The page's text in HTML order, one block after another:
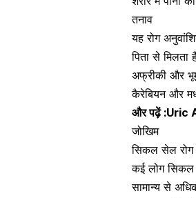
तनाव
यह रोग
पिता से मिलता
अफ्रीकी और
कैरेबियन और
और पढ़ें :Uric
जोखिम
सिकल सेल
कई लोग सिकल
सामान्य से